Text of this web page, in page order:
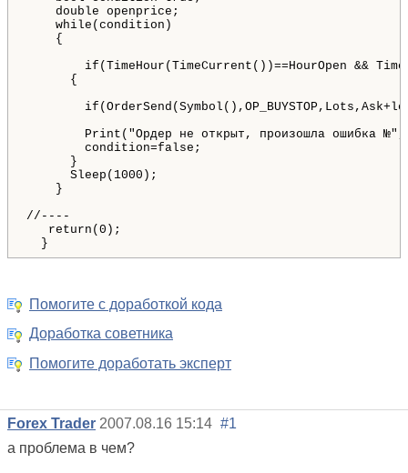
    double openprice;
    while(condition)
    {
if(TimeHour(TimeCurrent())==HourOpen &&
      {
Print("Ордер не открыт, произошла ошибка
        condition=false;
      }
      Sleep(1000);
    }
//----
   return(0);
Помогите с доработкой кода
Доработка советника
Помогите доработать эксперт
Forex Trader 2007.08.16 15:14 #1
а проблема в чем?